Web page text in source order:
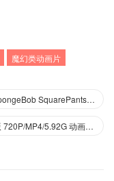
魔幻类动画片
上一篇：美国动画电影《海绵宝宝历险记 The SpongeBob SquarePants Movie》英语版 1080P/MP4/1.81G 动画片海绵宝宝下载
下一篇：儿童动画片《超级伊仔》全52集 国语版 720P/MP4/5.92G 动画片超级伊仔下载